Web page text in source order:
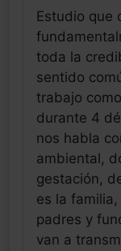
Estudio que
toda la
sentido
trabajo
durante 4
nos habla
ambiental,
gestación,
es la
padres y
van a